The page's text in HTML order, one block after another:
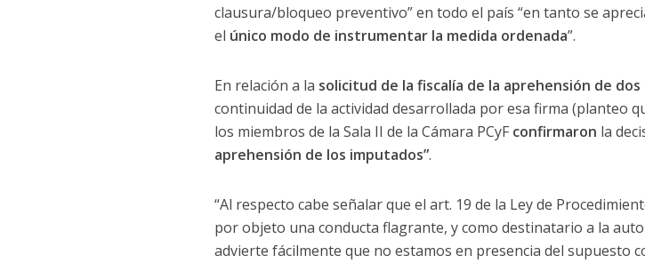
clausura/bloqueo preventivo” en todo el país “en tanto se
el único modo de instrumentar la medida ordenada”.
En relación a la solicitud de la fiscalía de la aprehensión de
continuidad de la actividad desarrollada por esa firma (planteo
los miembros de la Sala II de la Cámara PCyF confirmaron la
aprehensión de los imputados”.
“Al respecto cabe señalar que el art. 19 de la Ley de
por objeto una conducta flagrante, y como destinatario a la
advierte fácilmente que no estamos en presencia del supuesto